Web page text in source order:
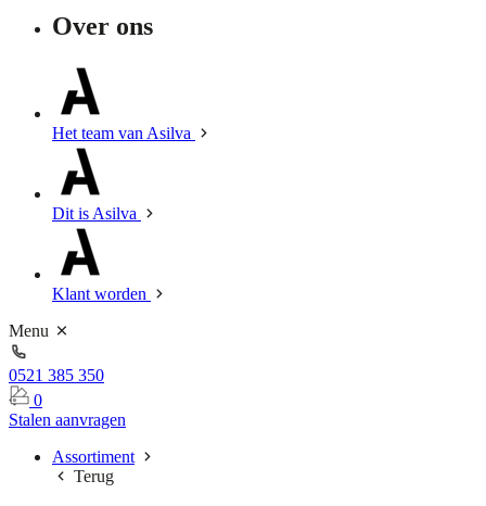
Over ons
Het team van Asilva
Dit is Asilva
Klant worden
Menu
0521 385 350
0
Stalen aanvragen
Assortiment
Terug